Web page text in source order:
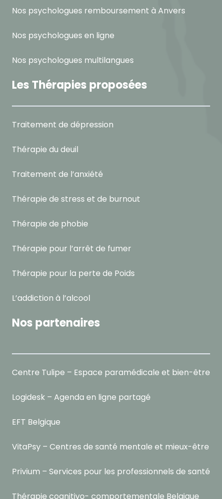
Nos psychologues remboursement à Anvers
Nos psychologues en ligne
Nos psychologues multilangues
Les Thérapies proposées
Traitement de dépression
Thérapie du deuil
Traitement de l’anxiété
Thérapie de stress et de burnout
Thérapie de phobie
Thérapie pour l’arrêt de fumer
Thérapie pour la perte de Poids
L’addiction à l’alcool
Nos partenaires
Centre Tulipe – Espace paramédicale et bien-être
Logidesk – Agenda en ligne partagé
EFT Belgique
VitaPsy – Centres de santé mentale et mieux-être
Privium – Services pour les professionnels de santé
Thérapie cognitivo- comportementale Belgique